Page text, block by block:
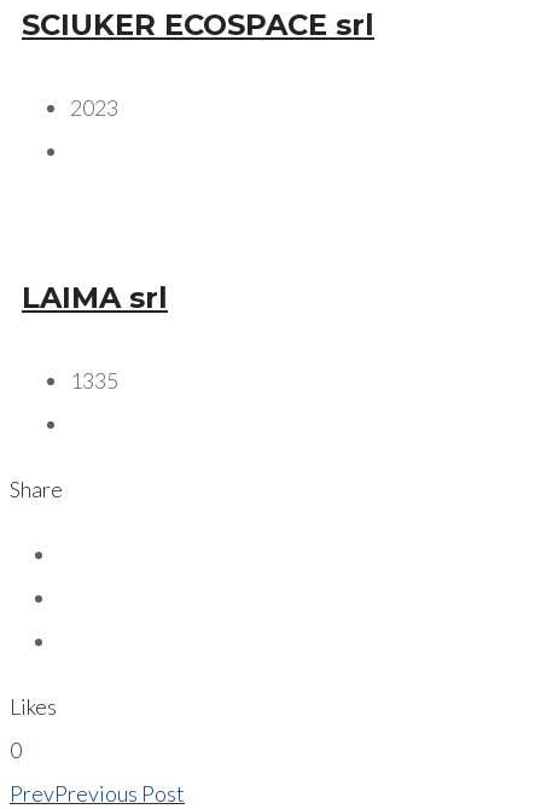
SCIUKER ECOSPACE srl
2023
LAIMA srl
1335
Share
Likes
0
PrevPrevious Post